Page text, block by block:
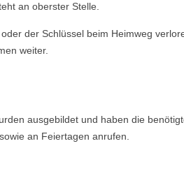
an oberster Stelle.
der Schlüssel beim Heimweg
weiter.
ausgebildet und haben die
an Feiertagen anrufen.